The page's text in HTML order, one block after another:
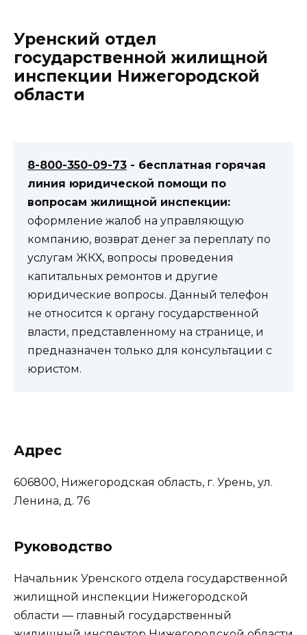
Уренский отдел
государственной жилищной
инспекции Нижегородской
области
8-800-350-09-73 - бесплатная горячая
линия юридической помощи по
вопросам жилищной инспекции:
оформление жалоб на управляющую
компанию, возврат денег за переплату по
услугам ЖКХ, вопросы проведения
капитальных ремонтов и другие
юридические вопросы. Данный телефон
не относится к органу государственной
власти, представленному на странице, и
предназначен только для консультации с
юристом.
Адрес
606800, Нижегородская область, г. Урень, ул.
Ленина, д. 76
Руководство
Начальник Уренского отдела государственной
жилищной инспекции Нижегородской
области — главный государственный